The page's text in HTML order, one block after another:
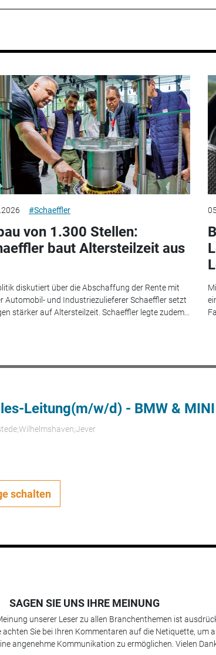
#Schaeffler
von 1.300 Stellen:
baut Altersteilzeit aus
diskutiert über die Abschaffung der Rente mit
Automobil- und Industriezulieferer Schaeffler setzt
stärker auf Altersteilzeit. Schaeffler legte zudem...
Leitung(m/w/d) - BMW & MINI
schalten
SAGEN SIE UNS IHRE MEINUNG
unserer Leser zu allen Branchenthemen ist
Sie bei Ihren Kommentaren auf die Netiquette, um
angenehme Kommunikation zu ermöglichen. Vielen